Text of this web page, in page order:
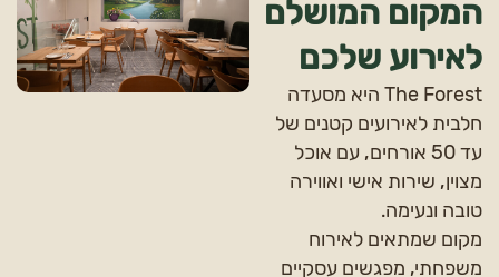
המקום המושלם
לאירוע שלכם
The Forest היא מסעדה
חלבית לאירועים קטנים של
עד 50 אורחים, עם אוכל
מצוין, שירות אישי ואווירה
טובה ונעימה.
מקום שמתאים לאירוח
משפחתי, מפגשים עסקיים